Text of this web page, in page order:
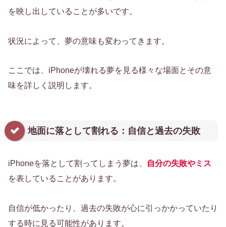
を映し出していることが多いです。
状況によって、夢の意味も変わってきます。
ここでは、iPhoneが壊れる夢を見る様々な場面とその意
味を詳しく説明します。
地面に落として割れる：自信と過去の失敗
iPhoneを落として割ってしまう夢は、
自分の失敗やミス
を表していることがあります。
自信が低かったり、過去の失敗が心に引っかかっていたり
する時に見る可能性があります。